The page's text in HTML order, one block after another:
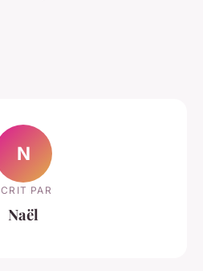
N
PAR
Naël